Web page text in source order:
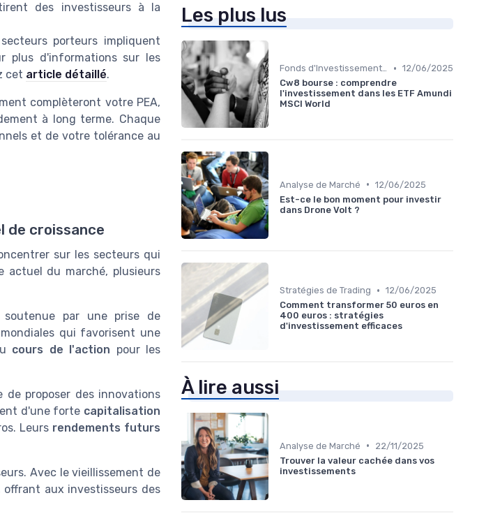
des investisseurs à la
porteurs impliquent
plus d'informations sur les
cet article détaillé.
complèteront votre PEA,
à long terme. Chaque
et de votre tolérance au
de croissance
sur les secteurs qui
actuel du marché, plusieurs
soutenue par une prise de
qui favorisent une
cours de l'action pour les
proposer des innovations
d'une forte capitalisation
Leurs rendements futurs
Avec le vieillissement de
offrant aux investisseurs des
Les plus lus
Fonds d'Investissement et ETF • 12/06/2025
Cw8 bourse : comprendre
l'investissement dans les ETF Amundi
MSCI World
Analyse de Marché • 12/06/2025
Est-ce le bon moment pour investir
dans Drone Volt ?
Stratégies de Trading • 12/06/2025
Comment transformer 50 euros en
400 euros : stratégies
d'investissement efficaces
À lire aussi
Analyse de Marché •
22/11/2025
Trouver la valeur cachée dans vos
investissements